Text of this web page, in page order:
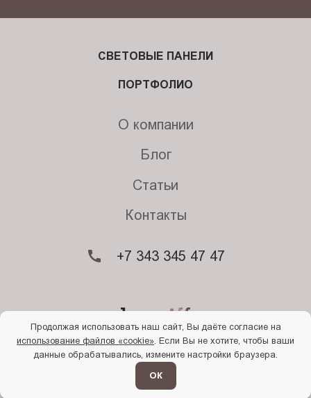
© 2026. Begriff
Политика конфиденциальности
СВЕТОВЫЕ ПАНЕЛИ
ПОРТФОЛИО
О компании
Блог
Статьи
Контакты
+7 343 345 47 47
Продолжая использовать наш сайт, Вы даёте согласие на
использование файлов «cookie» . Если Вы не хотите, чтобы ваши
данные обрабатывались, измените настройки браузера.
ОК